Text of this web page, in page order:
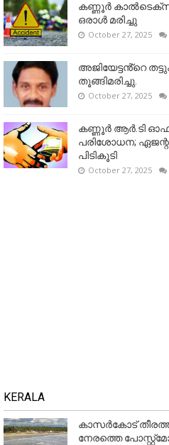
കണ്ണൂര്‍
ഒരാള്‍ മരിച്ചു
October 27, 2025
അജിയേട്ടൻ്റെ
തൂങ്ങിമരിച്ചു.
October 27, 2025
കണ്ണൂര്‍ ആര്‍.ടി
പരിശോധന;
പിടികൂടി
October 27, 2025
KERALA
കാസർകോട്
നേരത്തെ